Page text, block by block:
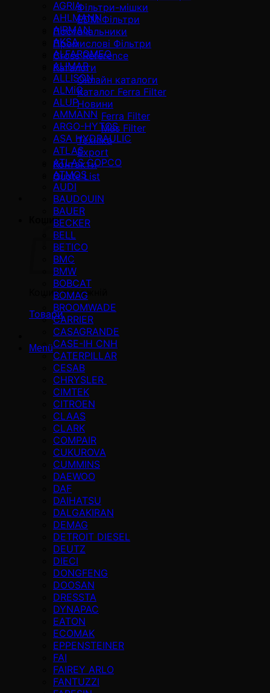
Фільтри-мішки
EDM Фільтри
Постачальники
Промислові Фільтри
Cross Reference
Каталоги
Онлайн каталоги
Каталог Ferra Filter
Новини
Ferra Filter
Mas Filter
Техніка
Export
Контакти
Quote List
Кошик
Кошик порожній
Товари
Menü
AGRIA
AHLMANN
AIRMAN
AKSA
ALFAROMEO
ALIMAR
ALLISON
ALMiG
ALUP
AMMANN
ARGO-HYTOS
ASA HYDRAULIC
ATLAS
ATLAS COPCO
ATMOS
AUDI
BAUDOUIN
BAUER
BECKER
BELL
BETICO
BMC
BMW
BOBCAT
BOMAG
BROOMWADE
CARRIER
CASAGRANDE
CASE-IH CNH
CATERPILLAR
CESAB
CHRYSLER
CIMTEK
CITROEN
CLAAS
CLARK
COMPAIR
CUKUROVA
CUMMINS
DAEWOO
DAF
DAIHATSU
DALGAKIRAN
DEMAG
DETROIT DIESEL
DEUTZ
DIECI
DONGFENG
DOOSAN
DRESSTA
DYNAPAC
EATON
ECOMAK
EPPENSTEINER
FAI
FAIREY ARLO
FANTUZZI